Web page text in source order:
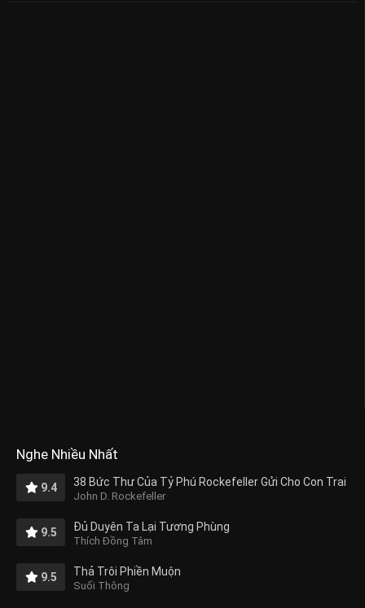
Nghe Nhiều Nhất
9.4 38 Bức Thư Của Tỷ Phú Rockefeller Gửi Cho Con Trai
John D. Rockefeller
9.5 Đủ Duyên Ta Lại Tương Phùng
Thích Đồng Tâm
9.5 Thả Trôi Phiền Muộn
Suối Thông